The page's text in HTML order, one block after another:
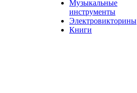
Музыкальные
инструменты
Электровикторины
Книги